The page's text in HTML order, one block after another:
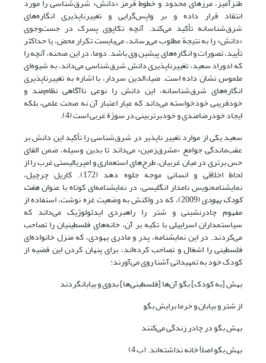
طنزآمیز، مرزهای محدود و خطوط قرمز «دانش» شرق‌شناسی را مورد
انتقاد قرار داده و بر واپس‌گرایی و تغییرناپذیری انگاره‌های
شرق‌شناسانه تأکید می‌کند. آنچه تکاپوی پسرک در جست‌وجوی
«دانش» را به نتیجة مطلوب می‌رساند، می‌بایست تکرار محض، یا حداکثر
تأیید، تصورات و انگاره‌های پیشین وی باشد. دوما، در این صحنه، آنچه را
که ادوراد سعید، تغییرناپذیری دانش شرق‌شناسی می‌داند، به شیوه‌ای
ملموس نشان داده است. ضیاءالدین سردار، با اشاره به تغییرناپذیری
انگاره‌های شرق‌شناسانه، این دانش را نوعی ناآگاهی نظام‌مند و
خودفریبی خودخواسته می‌داند که عیار اعتبار آن نه صحت علمی، بلکه
ایجاد خودرضامندی و خودبرتربینی در سوژة غربی است (4).
سعید یکی از موارد تغییر ناپذیر در شرق‌شناسی را تأکید این دانش بر
عقب‌ماندگی جوامع «مشرق‌زمین» می‌داند تا بدین وسیله، ضمن القای
حس برتری در میان غربیان، طرح‌های استعماری و امپریالیستی غرب را از
لحاظ اخلاقی و انسانی موجه جلوه دهد (172). کاریل چرچیل،
نمایشنامه‌نویس نامدار انگلیسی، در نمایشنامه‌ای کوتاه با عنوانهفت
کودک یهودی (2009)، که در واکنش به وضعیت غزه نوشت، استفاده از
مفهوم چادرنشینی و شتر را راهبردی ایدئولوژیک می‌داند که
سیاستمداران اسراییلی با تکیه بر آن، خانه‌های فلسطینیان را تصاحب
می‌کردند. در این نمایشنامه، پدر و مادری یهودی، که منزل خانواده‌ای
فلسطینی را اشغال و تصاحب کرده‌اند، برای پنهان کردن این قضیه از
کودک خود به تمهیداتی آشنا روی می‌آورند:
بهش [به کودک] بگو آن‌ها [فلسطینی‌ها] بدوی و بیابانگردند
از شتر و بیابان و خرما برایش بگو
بهش بگو در چادر زندگی می‌کنند
بهش بگو اصلاً خانه نداشته‌اند. (ب 4)